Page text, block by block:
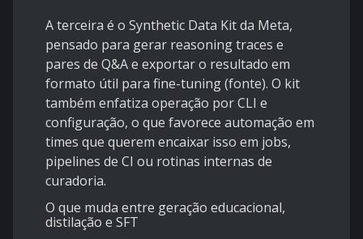
A terceira é o Synthetic Data Kit da Meta,
pensado para gerar reasoning traces e
pares de Q&A e exportar o resultado em
formato útil para fine-tuning (fonte). O kit
também enfatiza operação por CLI e
configuração, o que favorece automação em
times que querem encaixar isso em jobs,
pipelines de CI ou rotinas internas de
curadoria.
O que muda entre geração educacional,
distilação e SFT